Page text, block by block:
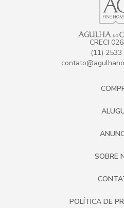
CRECI
(11)
SOBRE
POLÍTICA DE